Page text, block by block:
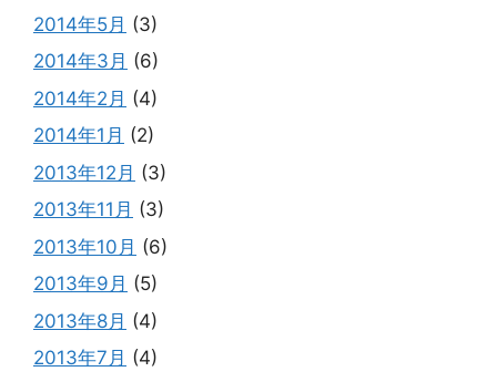
2014年5月 (3)
2014年3月 (6)
2014年2月 (4)
2014年1月 (2)
2013年12月 (3)
2013年11月 (3)
2013年10月 (6)
2013年9月 (5)
2013年8月 (4)
2013年7月 (4)